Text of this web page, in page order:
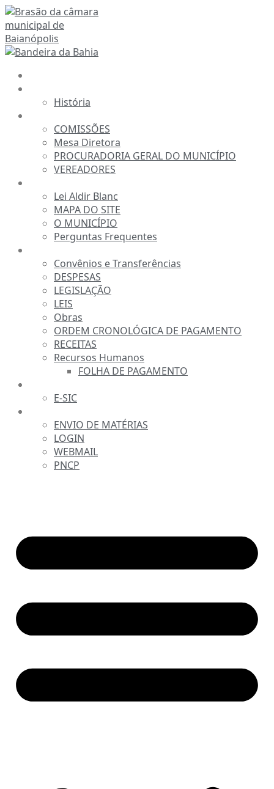
Ir
para
o
conteúdo
História
COMISSÕES
Mesa Diretora
PROCURADORIA GERAL DO MUNICÍPIO
VEREADORES
Lei Aldir Blanc
MAPA DO SITE
O MUNICÍPIO
Perguntas Frequentes
Convênios e Transferências
DESPESAS
LEGISLAÇÃO
LEIS
Obras
ORDEM CRONOLÓGICA DE PAGAMENTO
RECEITAS
Recursos Humanos
FOLHA DE PAGAMENTO
E-SIC
ENVIO DE MATÉRIAS
LOGIN
WEBMAIL
PNCP